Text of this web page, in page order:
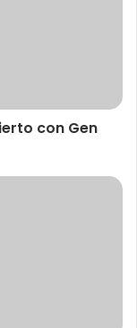
con Gen